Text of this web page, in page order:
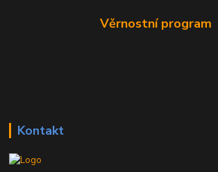
Věrnostní program
Kontakt